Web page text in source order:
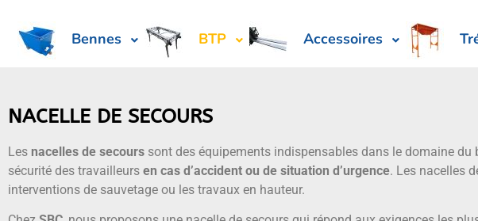
Bennes BTP Accessoires
NACELLE DE SECOURS
Les nacelles de secours sont des équipements indispensables dans le domaine
sécurité des travailleurs en cas d’accident ou de situation d’urgence. Les nacelles
interventions de sauvetage ou les travaux en hauteur.